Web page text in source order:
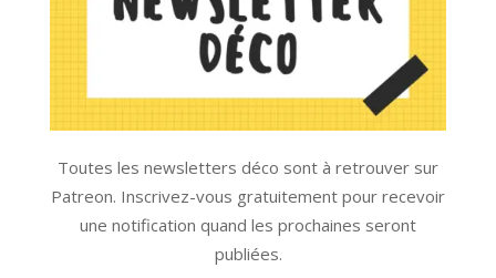
Toutes les newsletters déco sont à retrouver sur
Patreon. Inscrivez-vous gratuitement pour recevoir
une notification quand les prochaines seront
publiées.